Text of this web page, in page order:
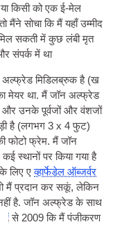
किसी को एक ई-मेल
मैंने सोचा कि मैं यहाँ उम्मीद
सकती में कुछ लंबी मृत
संपर्क में था
अल्फ्रेड मिडिलब्रुक है (ख
मेयर था. मैं जॉन अल्फ्रेड
और उनके पूर्वजों और वंशजों
है (लगभग 3x 4 फुट)
फोटो फ्रेम. मैं जॉन
स्थानों पर किया गया है
के लिए एव्हार्फेडेल ऑब्जर्वर
मैं प्रदान कर सकूं, लेकिन
है. जॉन अल्फ्रेड के साथ
से 2009 कि मैं पंजीकरण